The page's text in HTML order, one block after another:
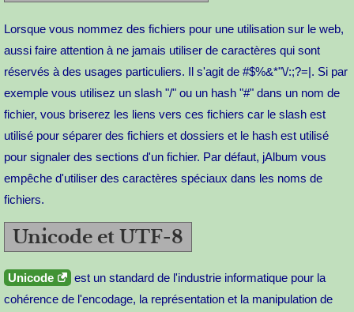
Lorsque vous nommez des fichiers pour une utilisation sur le web,
aussi faire attention à ne jamais utiliser de caractères qui sont
réservés à des usages particuliers. Il s'agit de #$%&*"\/:;?=|. Si par
exemple vous utilisez un slash "/" ou un hash "#" dans un nom de
fichier, vous briserez les liens vers ces fichiers car le slash est
utilisé pour séparer des fichiers et dossiers et le hash est utilisé
pour signaler des sections d'un fichier. Par défaut, jAlbum vous
empêche d'utiliser des caractères spéciaux dans les noms de
fichiers.
Unicode et UTF-8
Unicode
est un standard de l'industrie informatique pour la
cohérence de l'encodage, la représentation et la manipulation de